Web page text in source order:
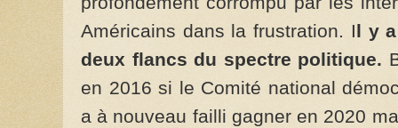
Américains dans la frustration. Il y
deux flancs du spectre politique.
en 2016 si le Comité national
a à nouveau failli gagner en 2020